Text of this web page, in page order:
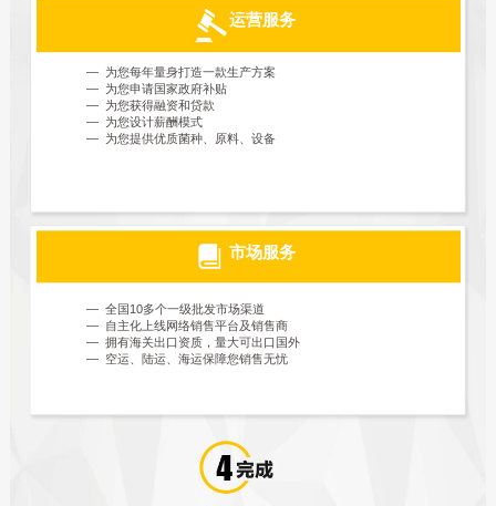
运营服务
— 为您每年量身打造一款生产方案
— 为您申请国家政府补贴
— 为您获得融资和贷款
— 为您设计薪酬模式
— 为您提供优质菌种、原料、设备
市场服务
— 全国10多个一级批发市场渠道
— 自主化上线网络销售平台及销售商
— 拥有海关出口资质，量大可出口国外
— 空运、陆运、海运保障您销售无忧